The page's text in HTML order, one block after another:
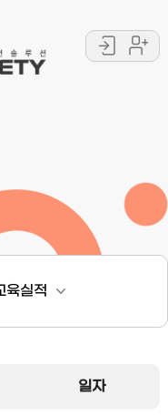
로
회
육실적
일자